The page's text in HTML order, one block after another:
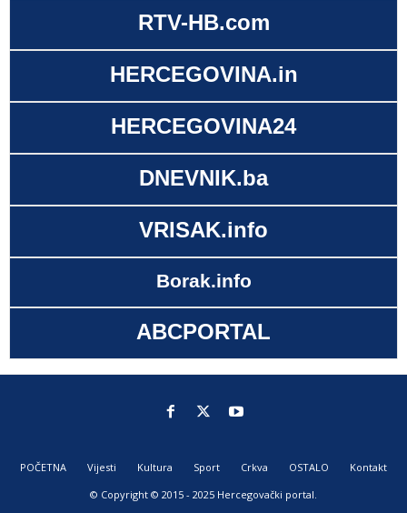
RTV-HB.com
HERCEGOVINA.in
HERCEGOVINA24
DNEVNIK.ba
VRISAK.info
Borak.info
ABCPORTAL
POČETNA Vijesti Kultura Sport Crkva OSTALO
Kontakt
© Copyright © 2015 - 2025 Hercegovački portal.